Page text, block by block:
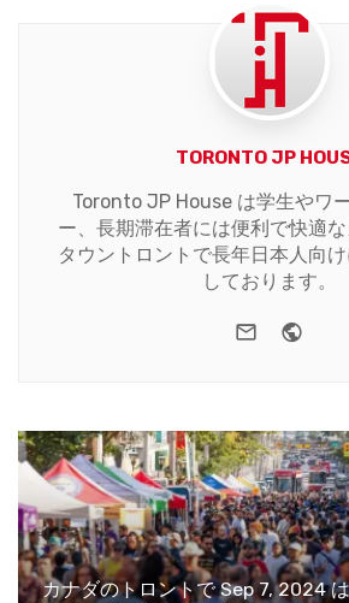
TORONTO JP
Toronto JP House は学生やワ
ー、長期滞在者には便利で快適
タウントロントで長年日本人向
しております。
e-mail
カナダのトロントで Sep 7, 2024